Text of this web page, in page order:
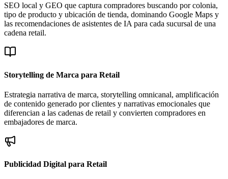
SEO local y GEO que captura compradores buscando por colonia,
tipo de producto y ubicación de tienda, dominando Google Maps y
las recomendaciones de asistentes de IA para cada sucursal de una
cadena retail.
Storytelling de Marca para Retail
Estrategia narrativa de marca, storytelling omnicanal, amplificación
de contenido generado por clientes y narrativas emocionales que
diferencian a las cadenas de retail y convierten compradores en
embajadores de marca.
Publicidad Digital para Retail